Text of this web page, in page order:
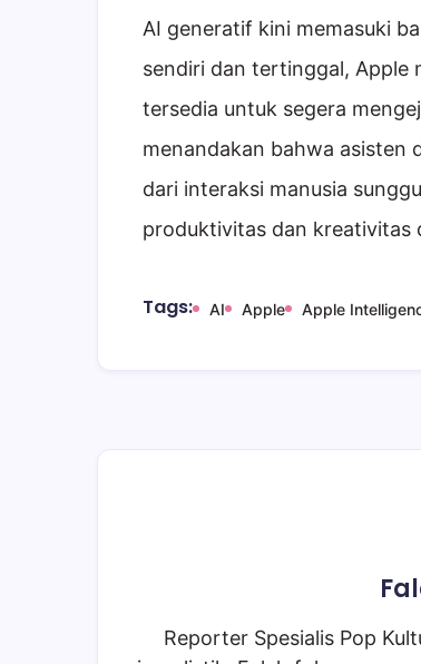
AI generatif kini memasuki
sendiri dan tertinggal, Apple
tersedia untuk segera
menandakan bahwa asisten
dari interaksi manusia
produktivitas dan kreativitas
Tags: AI Apple Apple
Reporter Spesialis Pop